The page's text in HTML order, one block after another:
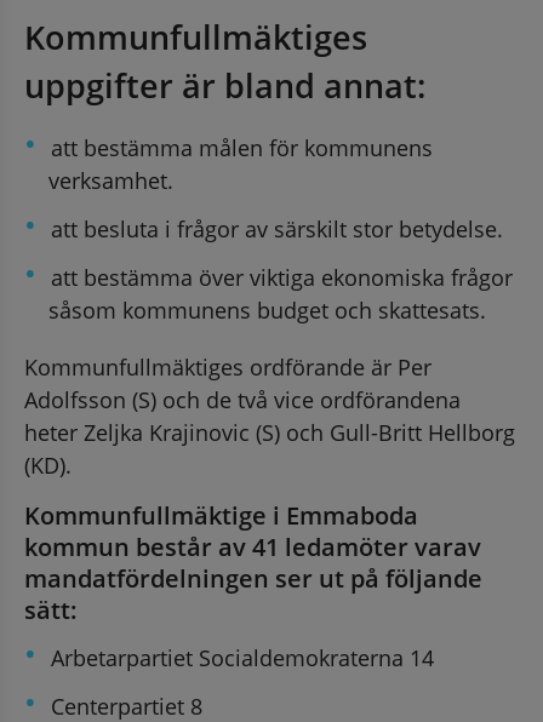
Kommunfullmäktiges
uppgifter är bland annat:
att bestämma målen för kommunens
verksamhet.
att besluta i frågor av särskilt stor betydelse.
att bestämma över viktiga ekonomiska frågor
såsom kommunens budget och skattesats.
Kommunfullmäktiges ordförande är Per
Adolfsson (S) och de två vice ordförandena
heter Zeljka Krajinovic (S) och Gull-Britt Hellborg
(KD).
Kommunfullmäktige i Emmaboda
kommun består av 41 ledamöter varav
mandatfördelningen ser ut på följande
sätt:
Arbetarpartiet Socialdemokraterna 14
Centerpartiet 8
webbplats, öppnas i nytt fönster.